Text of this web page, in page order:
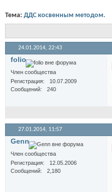
Тема: ДДС косвенным методом.
24.01.2014, 22:43
folio
Член сообщества
Регистрация
10.07.2009
Сообщений
240
27.01.2014, 11:57
Genn
Член сообщества
Регистрация
12.05.2006
Сообщений
2,180